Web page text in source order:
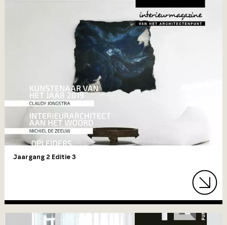
Jaargang 2 Editie 3